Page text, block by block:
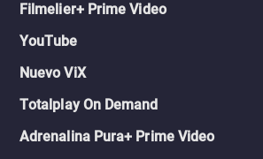
Filmelier+ Prime Video
YouTube
Nuevo ViX
Totalplay On Demand
Adrenalina Pura+ Prime Video